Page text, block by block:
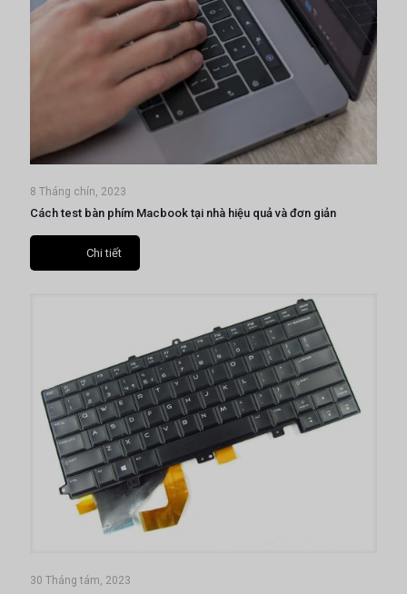
8 Tháng chín, 2023
Cách test bàn phím Macbook tại nhà hiệu quả và đơn giản
Chi tiết
30 Tháng tám, 2023